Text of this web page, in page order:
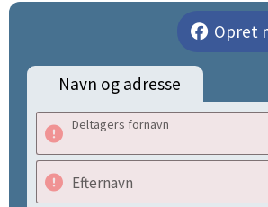
Opret
Navn og adresse
Deltagers fornavn
Efternavn